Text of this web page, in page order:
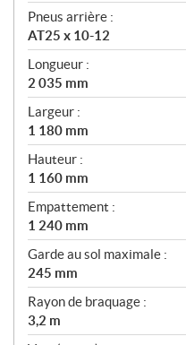
Pneus arrière :
AT25 x 10-12
Longueur :
2 035 mm
Largeur :
1 180 mm
Hauteur :
1 160 mm
Empattement :
1 240 mm
Garde au sol maximale :
245 mm
Rayon de braquage :
3,2 m